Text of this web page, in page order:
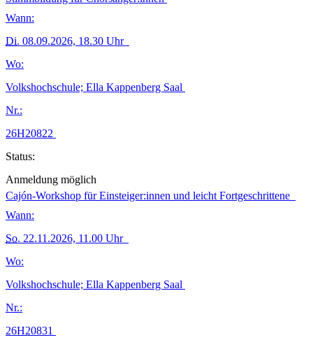
Wann:
Di. 08.09.2026, 18.30 Uhr
Wo:
Volkshochschule; Ella Kappenberg Saal
Nr.:
26H20822
Status:
Anmeldung möglich
Cajón-Workshop für Einsteiger:innen und leicht Fortgeschrittene
Wann:
So. 22.11.2026, 11.00 Uhr
Wo:
Volkshochschule; Ella Kappenberg Saal
Nr.:
26H20831